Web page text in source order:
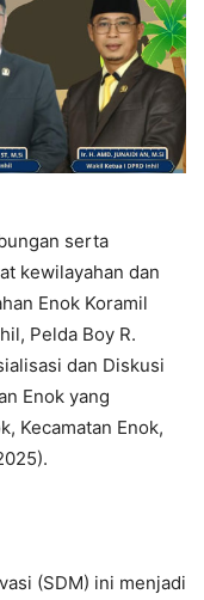
serta
kewilayahan dan
Enok Koramil
Pelda Boy R.
dan Diskusi
Enok yang
Kecamatan Enok,
(SDM) ini menjadi